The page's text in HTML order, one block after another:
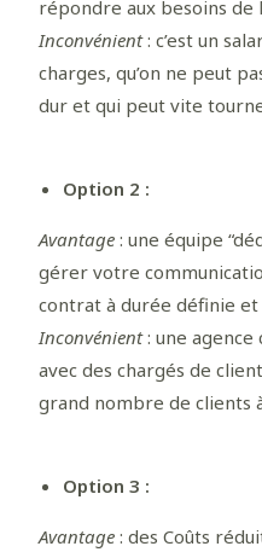
répondre aux besoins de
Inconvénient: c’est un
charges, qu’on ne peut
dur et qui peut vite
Option 2 :
Avantage : une équipe
gérer votre
contrat à durée définie
Inconvénient: une agence
avec des chargés de
grand nombre de clients
Option 3 :
Avantage : des Coûts